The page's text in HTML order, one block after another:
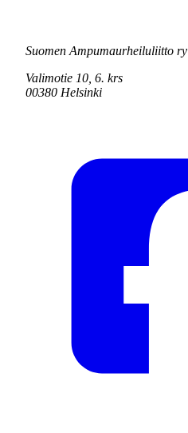
Suomen Ampumaurheiluliitto ry
Valimotie 10, 6. krs
00380 Helsinki